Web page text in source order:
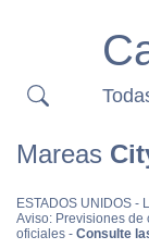
Mareas
ESTADOS UNIDOS -
Aviso: Previsiones de
oficiales - Consulte